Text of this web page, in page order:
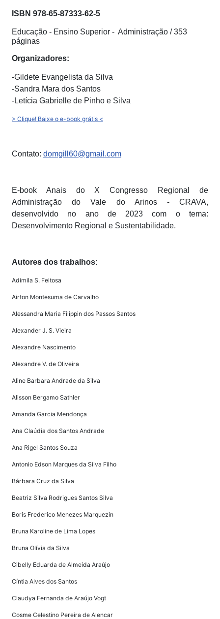
ISBN 978-65-87333-62-5
Educação - Ensino Superior - Administração / 353
páginas
Organizadores:
-Gildete Evangelista da Silva
-Sandra Mara dos Santos
-Letícia Gabrielle de Pinho e Silva
> Clique! Baixe o e-book grátis <
Contato: domgill60@gmail.com
E-book Anais do X Congresso Regional de
Administração do Vale do Arinos - CRAVA,
desenvolvido no ano de 2023 com o tema:
Desenvolvimento Regional e Sustentabilidade.
Autores dos trabalhos:
Adimila S. Feitosa
Airton Montesuma de Carvalho
Alessandra Maria Filippin dos Passos Santos
Alexander J. S. Vieira
Alexandre Nascimento
Alexandre V. de Oliveira
Aline Barbara Andrade da Silva
Alisson Bergamo Sathler
Amanda Garcia Mendonça
Ana Claúdia dos Santos Andrade
Ana Rigel Santos Souza
Antonio Edson Marques da Silva Filho
Bárbara Cruz da Silva
Beatriz Silva Rodrigues Santos Silva
Boris Frederico Menezes Marquezin
Bruna Karoline de Lima Lopes
Bruna Olívia da Silva
Cibelly Eduarda de Almeida Araújo
Cíntia Alves dos Santos
Claudya Fernanda de Araújo Vogt
Cosme Celestino Pereira de Alencar